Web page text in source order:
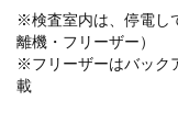
※検査室内は、停電し
離機・フリーザー）
※フリーザーはバック
載